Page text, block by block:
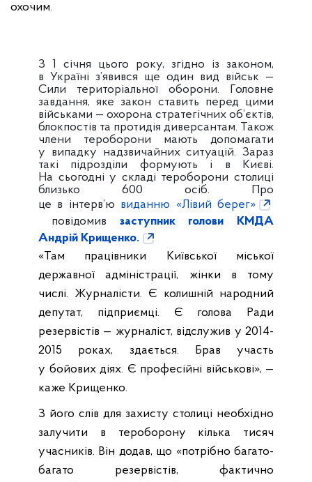
охочим.
З 1 січня цього року, згідно із законом,
в Україні з’явився ще один вид військ —
Сили територіальної оборони. Головне
завдання, яке закон ставить перед цими
військами — охорона стратегічних об’єктів,
блокпостів та протидія диверсантам. Також
члени тероборони мають допомагати
у випадку надзвичайних ситуацій. Зараз
такі підрозділи формують і в Києві.
На сьогодні у складі тероборони столиці
близько 600 осіб. Про
це в інтерв’ю виданню «Лівий берег»
повідомив заступник голови КМДА
Андрій Крищенко.
«Там працівники Київської міської
державної адміністрації, жінки в тому
числі. Журналісти. Є колишній народний
депутат, підприємці. Є голова Ради
резервістів — журналіст, відслужив у 2014-
2015 роках, здається. Брав участь
у бойових діях. Є професійні військові», —
каже Крищенко.
З його слів для захисту столиці необхідно
залучити в тероборону кілька тисяч
учасників. Він додав, що «потрібно багато-
багато резервістів, фактично